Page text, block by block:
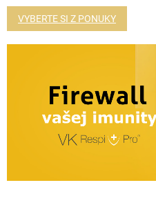
VYBERTE SI Z PONUKY